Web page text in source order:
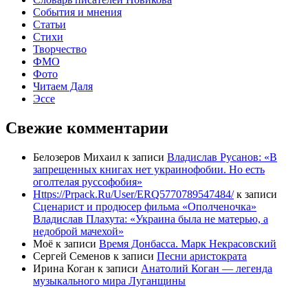
События и мнения
Статьи
Стихи
Творчество
ФМО
Фото
Читаем Даля
Эссе
Свежие комментарии
Белозеров Михаил к записи Владислав Русанов: «В
запрещенных книгах нет украинофобии. Но есть
оголтелая руссофобия»
Https://Prpack.Ru/User/ERQ5770789547484/к записи
Сценарист и продюсер фильма «Ополченочка»
Владислав Плахута: «Украина была не матерью, а
недоброй мачехой»
Моё к записи Время Донбасса. Марк Некрасовский
Сергей Семенов к записи Песни аристократа
Ирина Коган к записи Анатолий Коган — легенда
музыкального мира Луганщины